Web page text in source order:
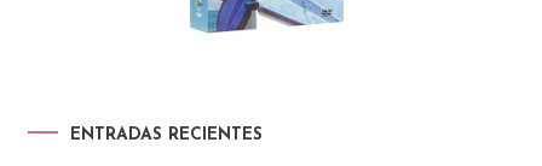
ENTRADAS RECIENTES